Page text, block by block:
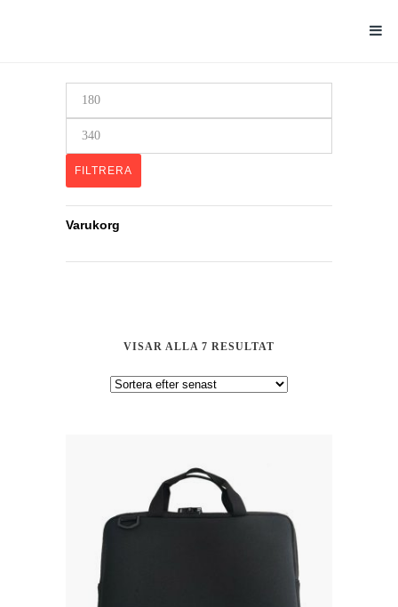
Min
Max
FILTRERA
Varukorg
VISAR ALLA 7 RESULTAT
EFTER